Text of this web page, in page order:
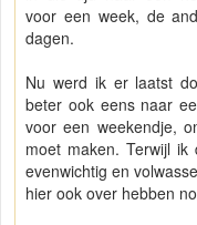
voor een week, de
dagen.
Nu werd ik er laatst
beter ook eens naar
voor een weekendje,
moet maken. Terwijl
evenwichtig en
hier ook over hebben